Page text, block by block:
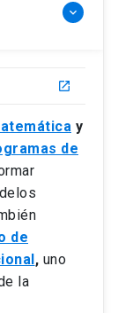
keyboard_arrow_down
launch
y
de
de
, uno
la